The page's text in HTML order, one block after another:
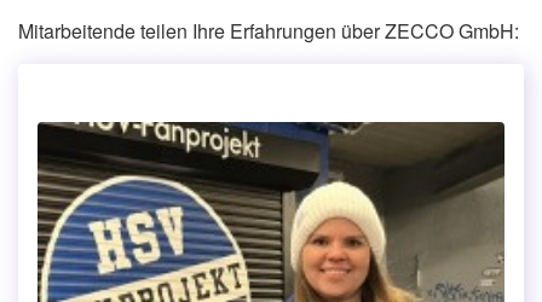
Mitarbeitende teilen Ihre Erfahrungen über ZECCO GmbH: